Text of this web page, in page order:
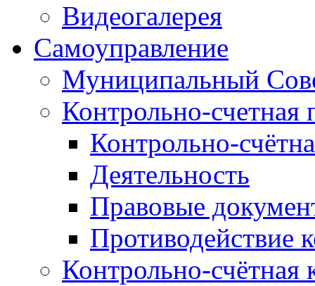
Видеогалерея
Самоуправление
Муниципальный
Контрольно-счетная
Контрольно-
Деятельность
Правовые
Противодействие
Контрольно-счётная